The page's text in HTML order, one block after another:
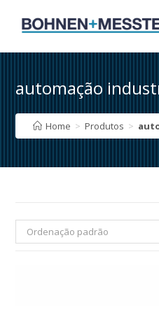
automação
Home > Produtos >
Ordenação padrão